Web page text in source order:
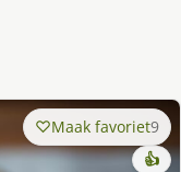
Maak favoriet9
👍